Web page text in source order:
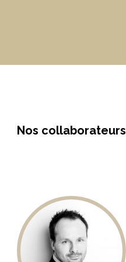
Nos collaborateurs